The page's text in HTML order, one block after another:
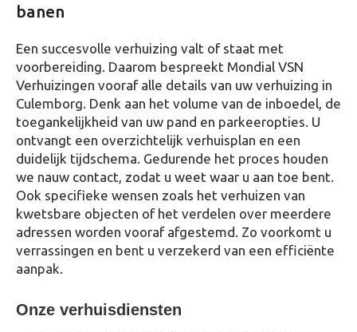
banen
Een succesvolle verhuizing valt of staat met
voorbereiding. Daarom bespreekt Mondial VSN
Verhuizingen vooraf alle details van uw verhuizing in
Culemborg. Denk aan het volume van de inboedel, de
toegankelijkheid van uw pand en parkeeropties. U
ontvangt een overzichtelijk verhuisplan en een
duidelijk tijdschema. Gedurende het proces houden
we nauw contact, zodat u weet waar u aan toe bent.
Ook specifieke wensen zoals het verhuizen van
kwetsbare objecten of het verdelen over meerdere
adressen worden vooraf afgestemd. Zo voorkomt u
verrassingen en bent u verzekerd van een efficiënte
aanpak.
Onze verhuisdiensten